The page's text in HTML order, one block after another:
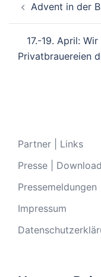
Advent in der
17.-19. April:
Privatbrauereien
Partner | Links
Presse | Download
Pressemeldungen
Impressum